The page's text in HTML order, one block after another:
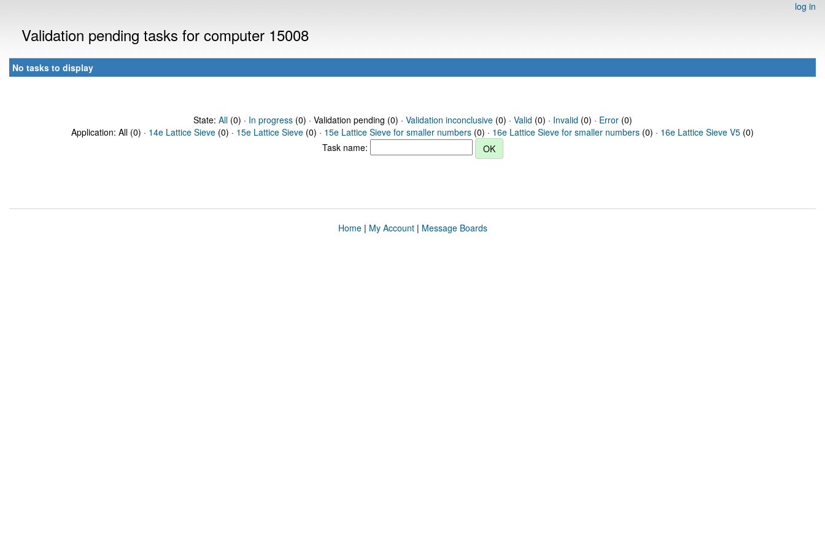
log in
Validation pending tasks for computer 15008
No tasks to display
State: All(0) · In progress(0) · Validation pending (0) · Validation inconclusive(0) · Valid (0) · Invalid (0) · Error(0)
Application: All (0) · 14e Lattice Sieve (0) · 15e Lattice Sieve (0) · 15e Lattice Sieve for smaller numbers (0) · 16e Lattice Sieve for smaller numbers (0) · 16e Lattice Sieve V5 (0)
Task name:
Home| My Account| Message Boards